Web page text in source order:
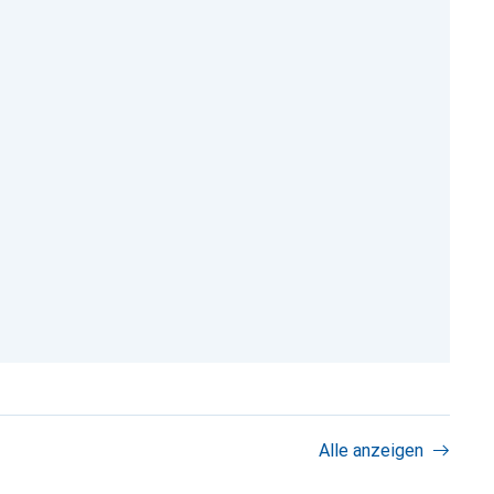
Alle anzeigen